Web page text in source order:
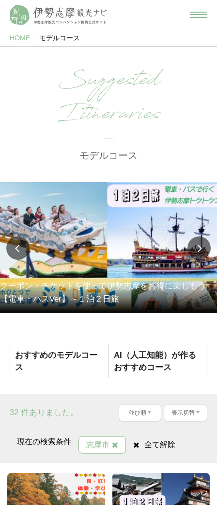
HOME モデルコース
Suggested
Itineraries
モデルコース
クーポン・チケットを使って伊勢志摩をお得に楽しもう!
【電車・バスVer】～１泊２日旅
おすすめのモデルコー
ス
AI（人工知能）が作る
おすすめコース
32 件ありました。 並び順 表示切替
現在の検索条件 志摩市 全て解除